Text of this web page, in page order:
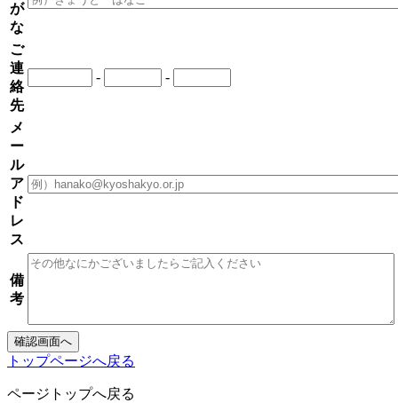
が
な
ご
連
絡
先
- -
メ
ー
ル
ア
ド
レ
ス
備
考
トップページへ戻る
ページトップへ戻る